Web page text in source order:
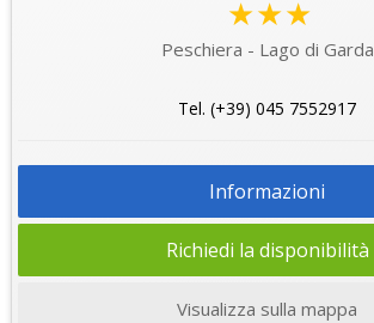
★★★
Peschiera - Lago di Garda
Tel. (+39) 045 7552917
Informazioni
Richiedi la disponibilità
Visualizza sulla mappa